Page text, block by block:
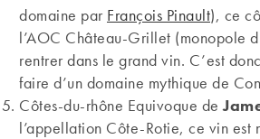
domaine par François Pinault), ce
l’AOC Château-Grillet (monopole
rentrer dans le grand vin. C’est
faire d’un domaine mythique de
Côtes-du-rhône Equivoque de
l’appellation Côte-Rotie, ce vin